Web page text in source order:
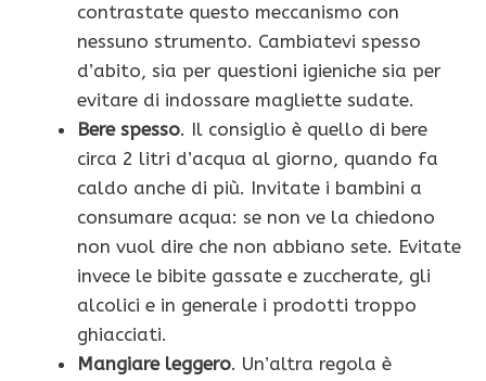
contrastate questo meccanismo con
nessuno strumento. Cambiatevi spesso
d’abito, sia per questioni igieniche sia per
evitare di indossare magliette sudate.
Bere spesso. Il consiglio è quello di bere
circa 2 litri d’acqua al giorno, quando fa
caldo anche di più. Invitate i bambini a
consumare acqua: se non ve la chiedono
non vuol dire che non abbiano sete. Evitate
invece le bibite gassate e zuccherate, gli
alcolici e in generale i prodotti troppo
ghiacciati.
Mangiare leggero. Un’altra regola è